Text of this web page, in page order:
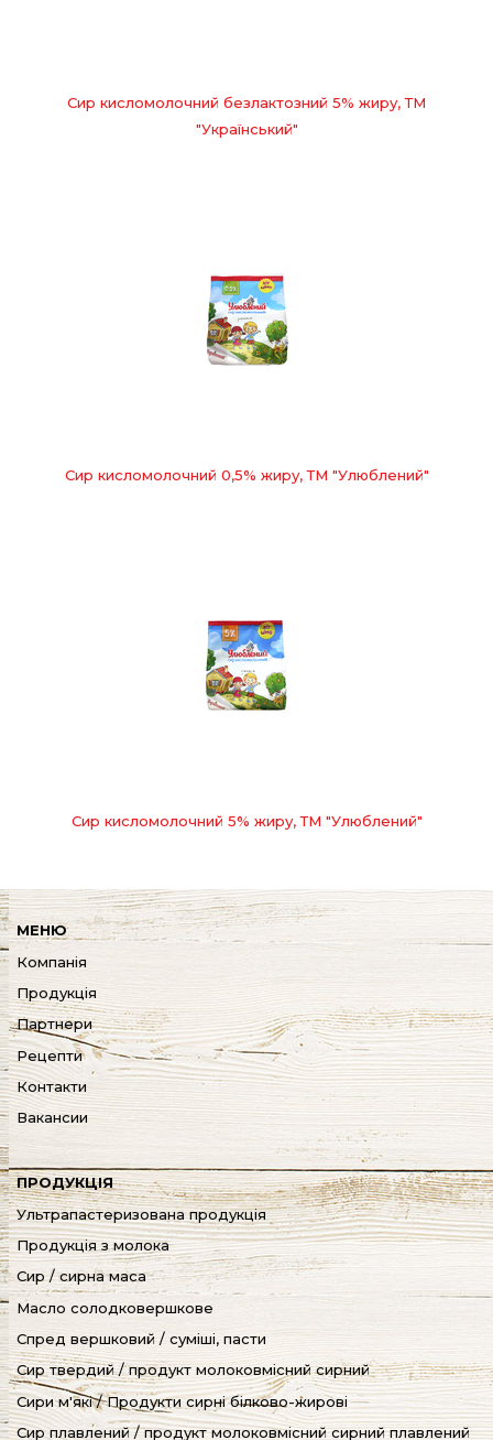
Сир кисломолочний безлактозний 5% жиру, ТМ
"Український"
Сир кисломолочний 0,5% жиру, ТМ "Улюблений"
Сир кисломолочний 5% жиру, ТМ "Улюблений"
МЕНЮ
Компанія
Продукція
Партнери
Рецепти
Контакти
Вакансии
ПРОДУКЦІЯ
Ультрапастеризована продукція
Продукція з молока
Сир / сирна маса
Масло солодковершкове
Спред вершковий / суміші, пасти
Сир твердий / продукт молоковмісний сирний
Сири м'які / Продукти сирні білково-жирові
Cир плавлений / продукт молоковмісний сирний плавлений